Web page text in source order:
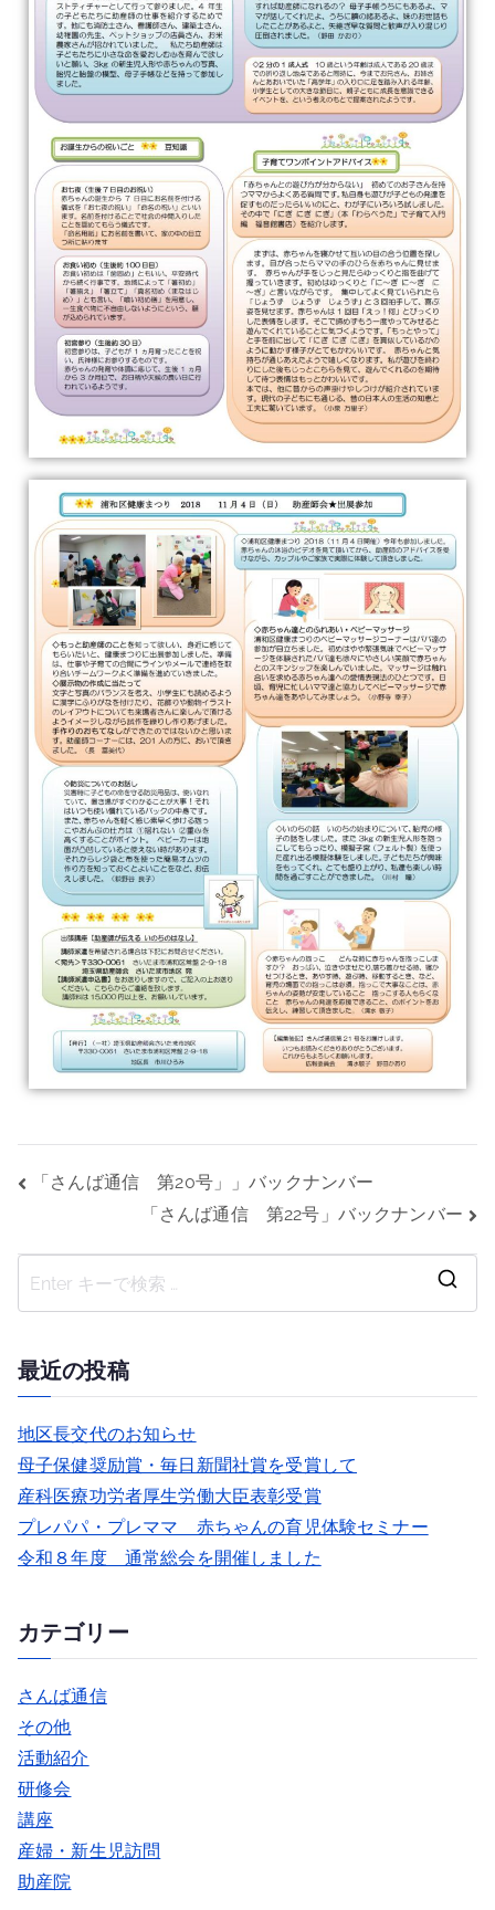
「さんば通信 第20号」」バックナンバー
「さんば通信 第22号」バックナンバー
最近の投稿
地区長交代のお知らせ
母子保健奨励賞・毎日新聞社賞を受賞して
産科医療功労者厚生労働大臣表彰受賞
プレパパ・プレママ 赤ちゃんの育児体験セミナー
令和８年度 通常総会を開催しました
カテゴリー
さんば通信
その他
活動紹介
研修会
講座
産婦・新生児訪問
助産院